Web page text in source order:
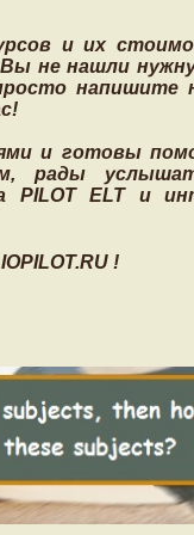
и их
не нашли
напишите
и готовы
рады
ELT и
!